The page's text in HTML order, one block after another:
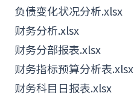
负债变化状况分析.xlsx
财务分析.xlsx
财务分部报表.xlsx
财务指标预算分析表.xlsx
财务科目日报表.xlsx